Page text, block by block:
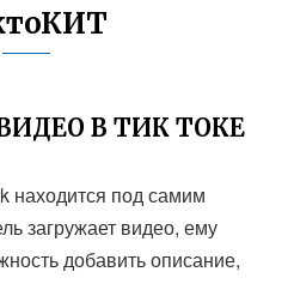
В ТИК ТОКЕ
находится под самим
загружает видео, ему
добавить описание,